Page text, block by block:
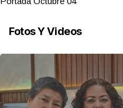
Fotos Y Videos